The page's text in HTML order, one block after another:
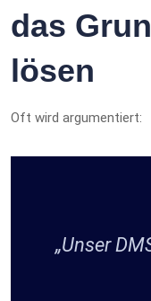
das
lösen
Oft wird argumentiert:
„Unser